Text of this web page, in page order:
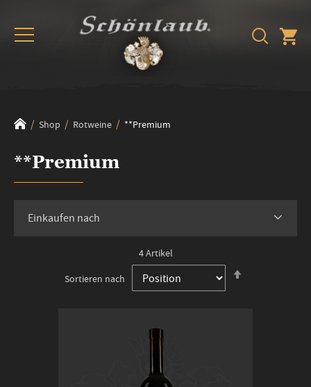
Shop Rotweine **Premium
**Premium
4Artikel
Sortieren nach
Einkaufen nach